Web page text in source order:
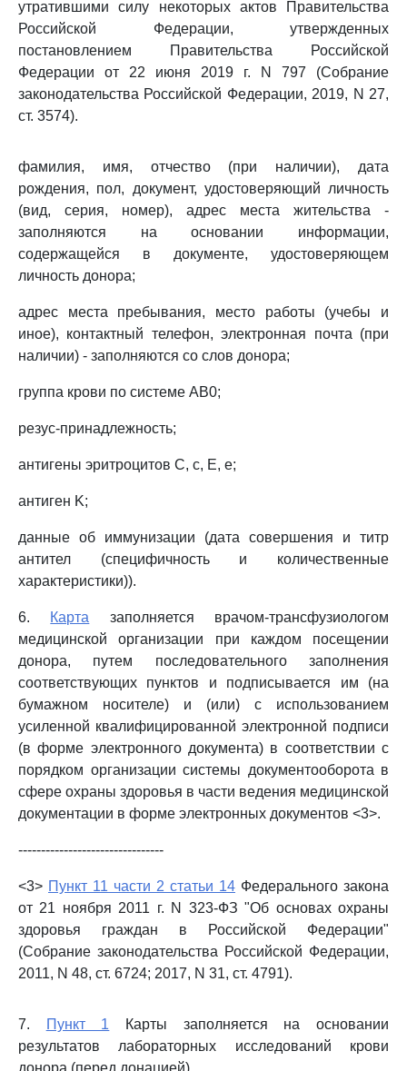
утратившими силу некоторых актов Правительства
Российской Федерации, утвержденных
постановлением Правительства Российской
Федерации от 22 июня 2019 г. N 797 (Собрание
законодательства Российской Федерации, 2019, N 27,
ст. 3574).
фамилия, имя, отчество (при наличии), дата
рождения, пол, документ, удостоверяющий личность
(вид, серия, номер), адрес места жительства -
заполняются на основании информации,
содержащейся в документе, удостоверяющем
личность донора;
адрес места пребывания, место работы (учебы и
иное), контактный телефон, электронная почта (при
наличии) - заполняются со слов донора;
группа крови по системе AB0;
резус-принадлежность;
антигены эритроцитов C, c, E, e;
антиген K;
данные об иммунизации (дата совершения и титр
антител (специфичность и количественные
характеристики)).
6. Карта заполняется врачом-трансфузиологом
медицинской организации при каждом посещении
донора, путем последовательного заполнения
соответствующих пунктов и подписывается им (на
бумажном носителе) и (или) с использованием
усиленной квалифицированной электронной подписи
(в форме электронного документа) в соответствии с
порядком организации системы документооборота в
сфере охраны здоровья в части ведения медицинской
документации в форме электронных документов <3>.
--------------------------------
<3> Пункт 11 части 2 статьи 14 Федерального закона
от 21 ноября 2011 г. N 323-ФЗ "Об основах охраны
здоровья граждан в Российской Федерации"
(Собрание законодательства Российской Федерации,
2011, N 48, ст. 6724; 2017, N 31, ст. 4791).
7. Пункт 1 Карты заполняется на основании
результатов лабораторных исследований крови
донора (перед донацией).